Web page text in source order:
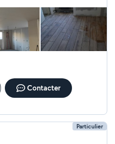
Contacter
Particulier